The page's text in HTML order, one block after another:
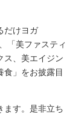
だけヨガ
「美ファスティ
ス、美エイジン
食」をお披露目
ます。是非立ち